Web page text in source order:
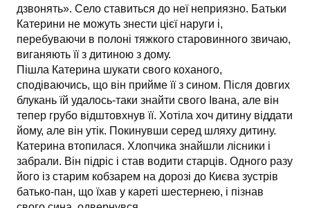
дзвонять». Село ставиться до неї неприязно. Батьки
Катерини не можуть знести цієї наруги і,
перебуваючи в полоні тяжкого старовинного звичаю,
виганяють її з дитиною з дому.
Пішла Катерина шукати свого коханого,
сподіваючись, що він прийме її з сином. Після довгих
блукань їй удалось-таки знайти свого Івана, але він
тепер грубо відштовхнув її. Хотіла хоч дитину віддати
йому, але він утік. Покинувши серед шляху дитину.
Ка­терина втопилася. Хлопчика знайшли лісники і
забрали. Він під­ріс і став водити старців. Одного разу
його із старим кобзарем на дорозі до Києва зустрів
батько-пан, що їхав у кареті шестер­нею, і пізнав